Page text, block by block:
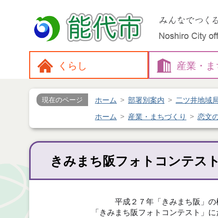
くらし 産業・
現在のページ ホーム 部署別案内 二ツ井地域
ホーム 産業・まちづくり 恋文
きみまち阪フォトコンテス
平成２７年「きみまち阪」の
「きみまち阪フォトコンテスト」